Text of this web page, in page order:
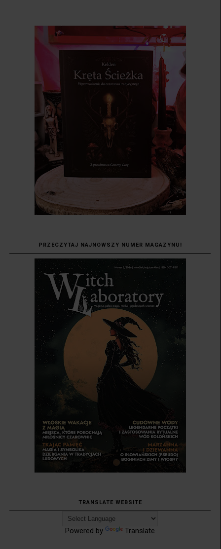
PRZECZYTAJ NAJNOWSZY NUMER MAGAZYNU!
TRANSLATE WEBSITE
Powered by Translate